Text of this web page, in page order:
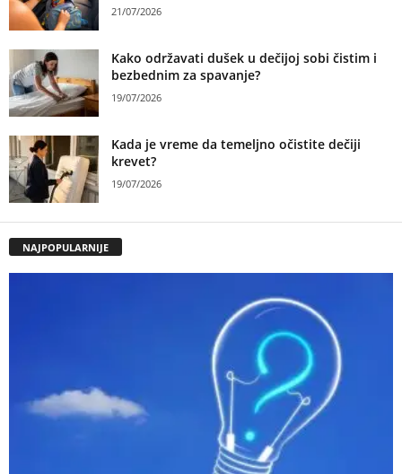
21/07/2026
Kako održavati dušek u dečijoj sobi čistim i
bezbednim za spavanje?
19/07/2026
Kada je vreme da temeljno očistite dečiji
krevet?
19/07/2026
NAJPOPULARNIJE